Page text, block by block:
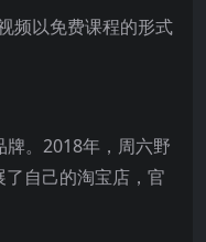
频以免费课程的形式
牌。2018年，周六野
自己的淘宝店，官